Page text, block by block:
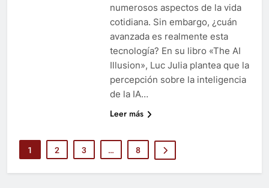
numerosos aspectos de la vida
cotidiana. Sin embargo, ¿cuán
avanzada es realmente esta
tecnología? En su libro «The AI
Illusion», Luc Julia plantea que la
percepción sobre la inteligencia
de la IA…
Leer más
1 2 3 … 8